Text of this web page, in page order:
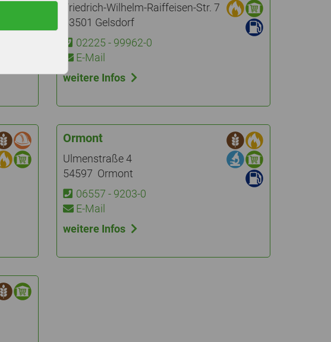
Friedrich-Wilhelm-Raiffeisen-Str. 7
53501 Gelsdorf
02225 - 99962-0
E-Mail
weitere Infos
Ormont
Ulmenstraße 4
54597 Ormont
06557 - 9203-0
E-Mail
weitere Infos